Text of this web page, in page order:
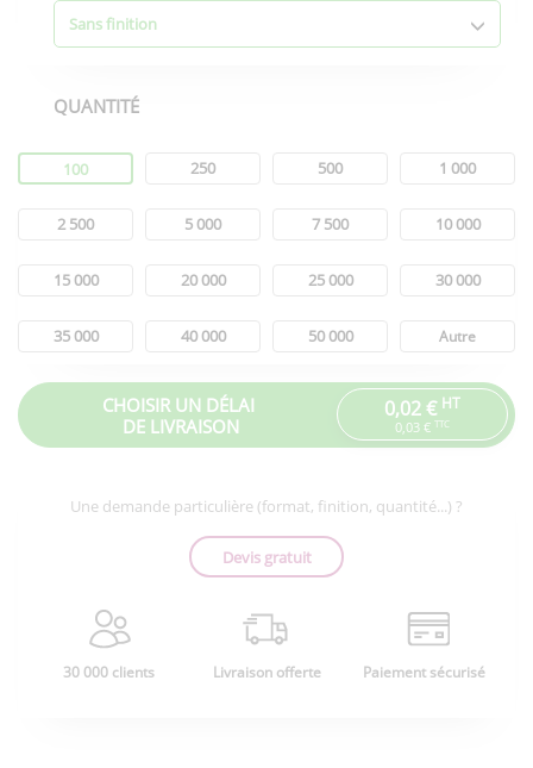
0,02 € HT
0,03 € TTC
Sans finition
Quantité
QUANTITÉ
100 250 500 1 000
2 500 5 000 7 500 10 000
15 000 20 000 25 000 30 000
35 000 40 000 50 000 Autre
CHOISIR UN DÉLAI
DE LIVRAISON
Une demande particulière (format, finition, quantité...) ?
Devis gratuit
30 000 clients Livraison offerte Paiement sécurisé